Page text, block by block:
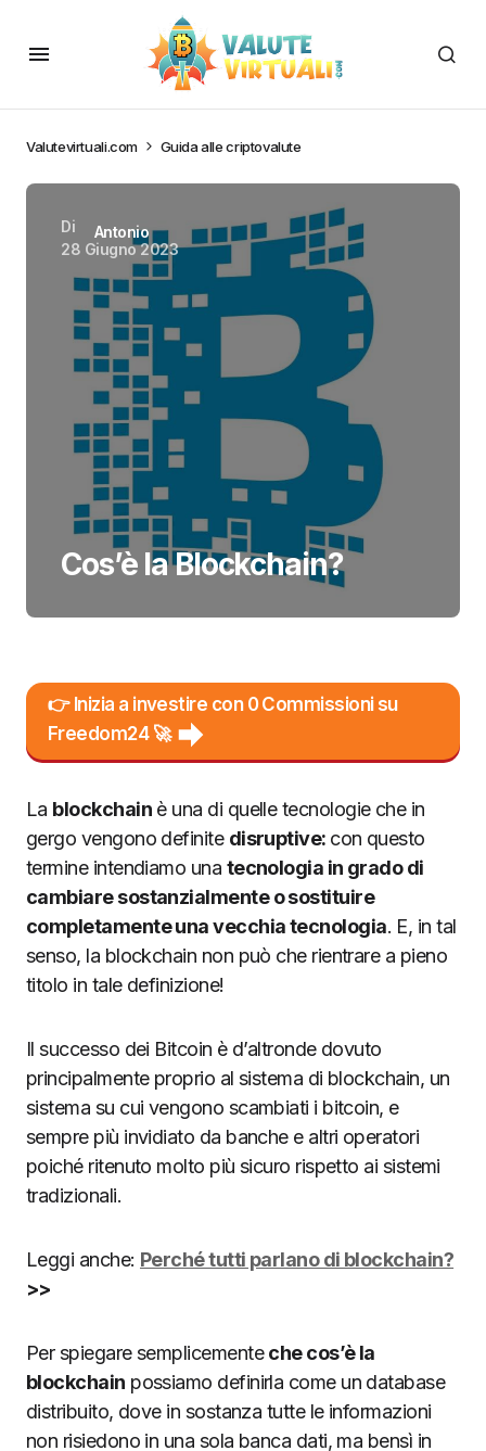
Valutevirtuali.com Guida alle criptovalute
Di
Antonio
28 Giugno 2023
Cos’è la Blockchain?
👉 Inizia a investire con 0 Commissioni su
Freedom24 🚀
La blockchain è una di quelle tecnologie che in
gergo vengono definite disruptive: con questo
termine intendiamo una tecnologia in grado di
cambiare sostanzialmente o sostituire
completamente una vecchia tecnologia. E, in tal
senso, la blockchain non può che rientrare a pieno
titolo in tale definizione!
Il successo dei Bitcoin è d’altronde dovuto
principalmente proprio al sistema di blockchain, un
sistema su cui vengono scambiati i bitcoin, e
sempre più invidiato da banche e altri operatori
poiché ritenuto molto più sicuro rispetto ai sistemi
tradizionali.
Leggi anche: Perché tutti parlano di blockchain?
>>
Per spiegare semplicementeche cos’è la
blockchain possiamo definirla come un database
distribuito, dove in sostanza tutte le informazioni
non risiedono in una sola banca dati, ma bensì in